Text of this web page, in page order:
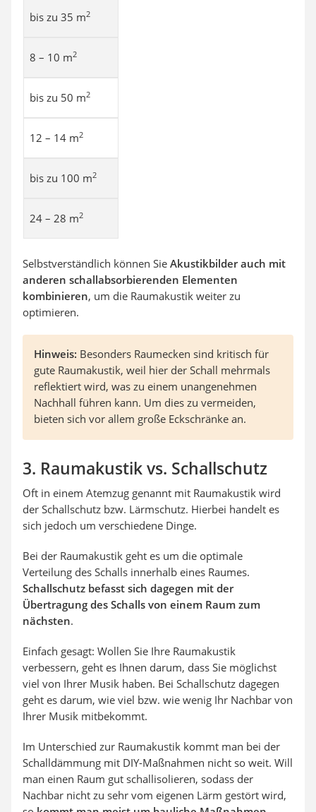
bis zu 35 m2
8 – 10 m2
bis zu 50 m2
12 – 14 m2
bis zu 100 m2
24 – 28 m2
Selbstverständlich können Sie Akustikbilder auch mit
anderen schallabsorbierenden Elementen
kombinieren, um die Raumakustik weiter zu
optimieren.
Hinweis: Besonders Raumecken sind kritisch für
gute Raumakustik, weil hier der Schall mehrmals
reflektiert wird, was zu einem unangenehmen
Nachhall führen kann. Um dies zu vermeiden,
bieten sich vor allem große Eckschränke an.
3. Raumakustik vs. Schallschutz
Oft in einem Atemzug genannt mit Raumakustik wird
der Schallschutz bzw. Lärmschutz. Hierbei handelt es
sich jedoch um verschiedene Dinge.
Bei der Raumakustik geht es um die optimale
Verteilung des Schalls innerhalb eines Raumes.
Schallschutz befasst sich dagegen mit der
Übertragung des Schalls von einem Raum zum
nächsten.
Einfach gesagt: Wollen Sie Ihre Raumakustik
verbessern, geht es Ihnen darum, dass Sie möglichst
viel von Ihrer Musik haben. Bei Schallschutz dagegen
geht es darum, wie viel bzw. wie wenig Ihr Nachbar von
Ihrer Musik mitbekommt.
Im Unterschied zur Raumakustik kommt man bei der
Schalldämmung mit DIY-Maßnahmen nicht so weit. Will
man einen Raum gut schallisolieren, sodass der
Nachbar nicht zu sehr vom eigenen Lärm gestört wird,